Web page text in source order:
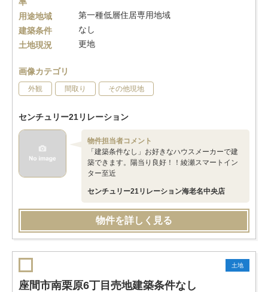
用途地域
第一種低層住居専用地域
建築条件
なし
土地現況
更地
画像カテゴリ
外観 間取り その他現地
センチュリー21リレーション
物件担当者コメント
「建築条件なし」お好きなハウスメーカーで建
築できます。陽当り良好！！綾瀬スマートイン
ター至近
センチュリー21リレーション海老名中央店
物件を詳しく見る
土地
座間市南栗原6丁目売地建築条件なし